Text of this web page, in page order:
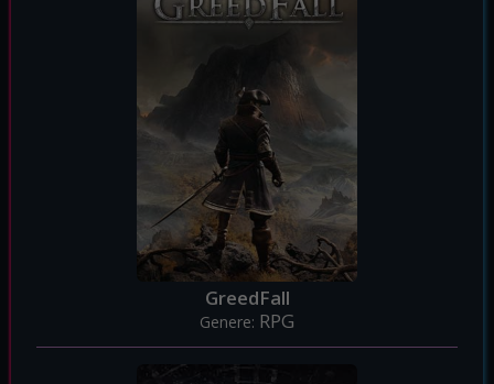
GreedFall
Genere: RPG